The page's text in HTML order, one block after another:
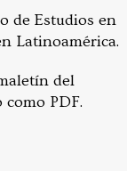
de Estudios en
Latinoamérica.
del
PDF.